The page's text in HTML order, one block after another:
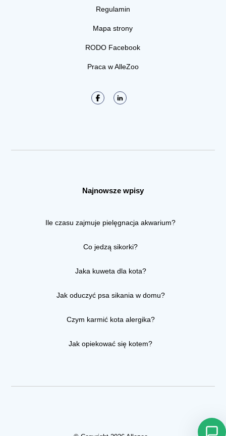
Regulamin
Mapa strony
RODO Facebook
Praca w AlleZoo
Najnowsze wpisy
Ile czasu zajmuje pielęgnacja akwarium?
Co jedzą sikorki?
Jaka kuweta dla kota?
Jak oduczyć psa sikania w domu?
Czym karmić kota alergika?
Jak opiekować się kotem?